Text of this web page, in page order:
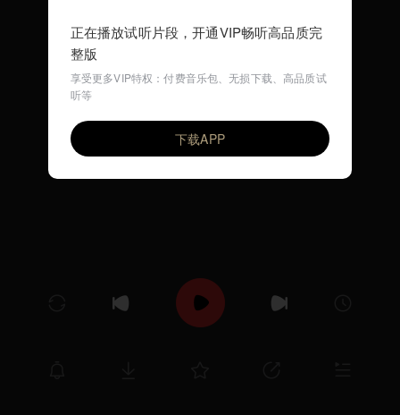
航海家物语（Album Ver.）
HYPER SLASH超级斩
正在播放试听片段，开通VIP畅听高品质完
整版
享受更多VIP特权：付费音乐包、无损下载、高品质试
听等
下载APP